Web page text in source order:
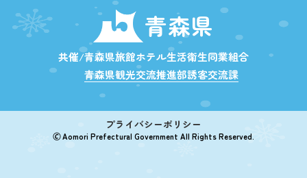
青森県
共催/青森県旅館ホテル生活衛生同業組合
青森県観光交流推進部誘客交流課
プライバシーポリシー
🄫 Aomori Prefectural Government All Rights Reserved.